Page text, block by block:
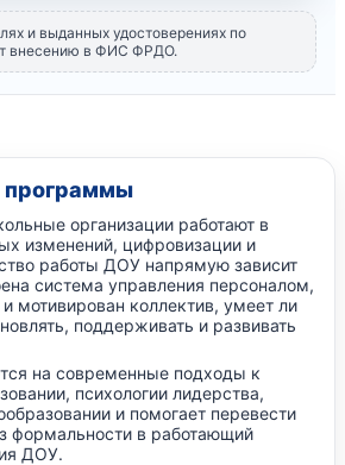
и выданных удостоверениях по
внесению в ФИС ФРДО.
программы
организации работают в
изменений, цифровизации и
работы ДОУ напрямую зависит
система управления персоналом,
мотивирован коллектив, умеет ли
поддерживать и развивать
на современные подходы к
психологии лидерства,
и помогает перевести
формальности в работающий
ДОУ.